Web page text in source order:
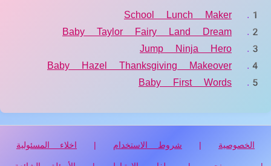
School Lunch Maker
Baby Taylor Fairy Land Dream
Jump Ninja Hero
Baby Hazel Thanksgiving Makeover
Baby First Words
الخصوصية | شروط الاستخدام | اخلاء المسئولية